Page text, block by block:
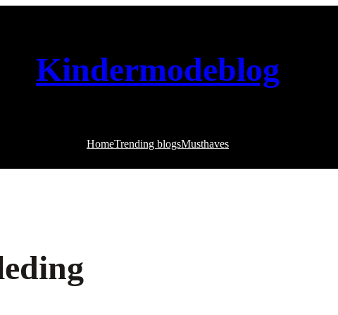
Kindermodeblog
HomeTrending blogsMusthaves